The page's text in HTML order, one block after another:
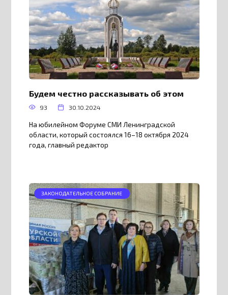
Будем честно рассказывать об этом
93 30.10.2024
На юбилейном Форуме СМИ Ленинградской
области, который состоялся 16–18 октября 2024
года, главный редактор
ЗАКОНОДАТЕЛЬНОЕ СОБРАНИЕ